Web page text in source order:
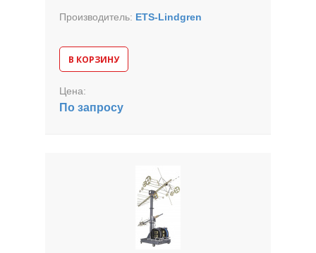
Производитель: ETS-Lindgren
В КОРЗИНУ
Цена:
По запросу